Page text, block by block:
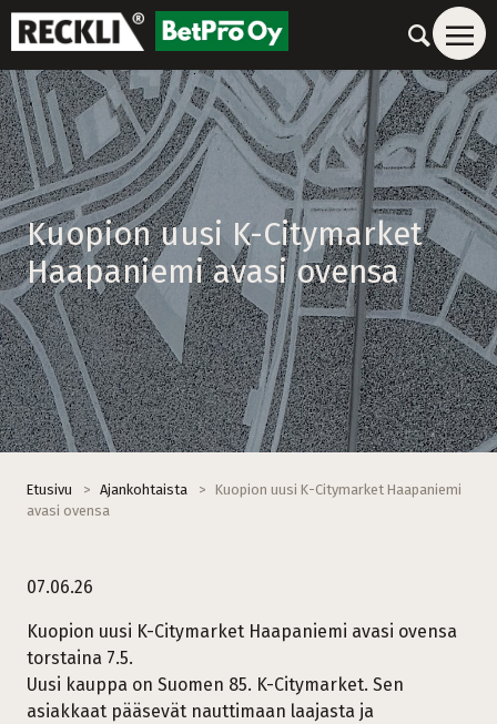
Kuopion uusi K-Citymarket
Haapaniemi avasi ovensa
Etusivu > Ajankohtaista >
Kuopion uusi K-Citymarket Haapaniemi
avasi ovensa
07.06.26
Kuopion uusi K-Citymarket Haapaniemi avasi ovensa
torstaina 7.5.
Uusi kauppa on Suomen 85. K-Citymarket. Sen
asiakkaat pääsevät nauttimaan laajasta ja